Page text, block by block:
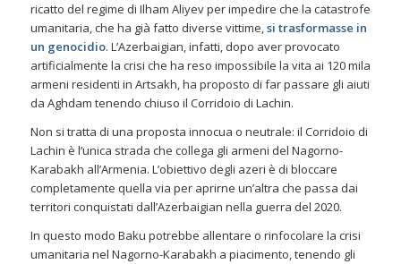
ricatto del regime di Ilham Aliyev per impedire che la catastrofe
umanitaria, che ha già fatto diverse vittime,si trasformasse in
un genocidio. L’Azerbaigian, infatti, dopo aver provocato
artificialmente la crisi che ha reso impossibile la vita ai 120 mila
armeni residenti in Artsakh, ha proposto di far passare gli aiuti
da Aghdam tenendo chiuso il Corridoio di Lachin.
Non si tratta di una proposta innocua o neutrale: il Corridoio di
Lachin è l’unica strada che collega gli armeni del Nagorno-
Karabakh all’Armenia. L’obiettivo degli azeri è di bloccare
completamente quella via per aprirne un’altra che passa dai
territori conquistati dall’Azerbaigian nella guerra del 2020.
In questo modo Baku potrebbe allentare o rinfocolare la crisi
umanitaria nel Nagorno-Karabakh a piacimento, tenendo gli